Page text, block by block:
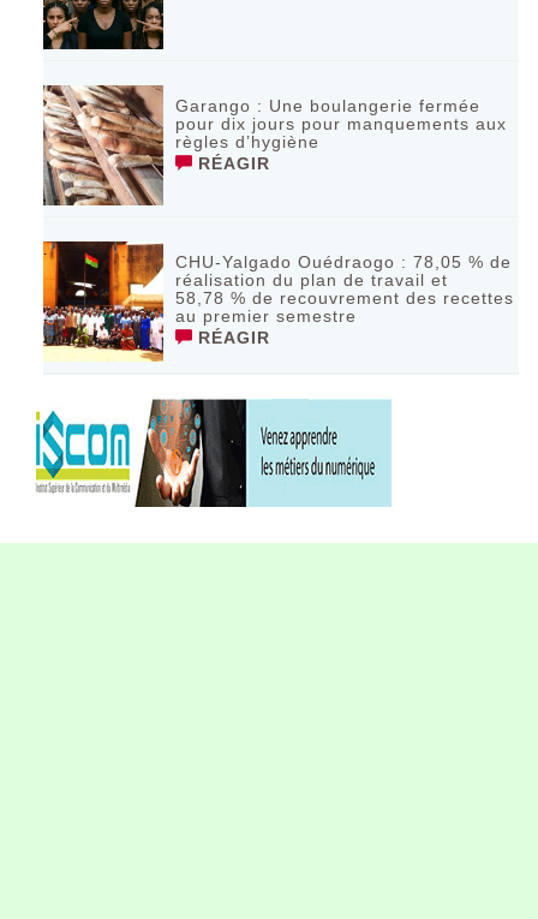
Garango : Une boulangerie fermée
pour dix jours pour manquements aux
règles d’hygiène
RÉAGIR
CHU-Yalgado Ouédraogo : 78,05 % de
réalisation du plan de travail et
58,78 % de recouvrement des recettes
au premier semestre
RÉAGIR